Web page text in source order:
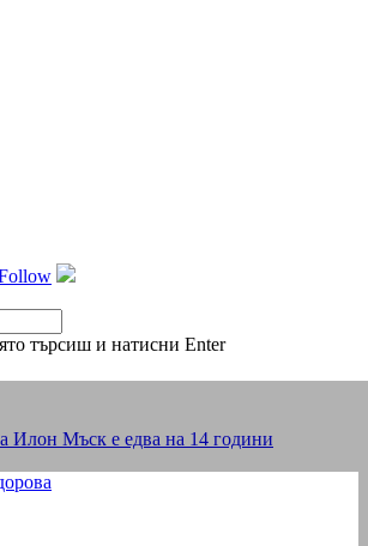
търсиш и натисни Enter
Илон Мъск е едва на 14 години